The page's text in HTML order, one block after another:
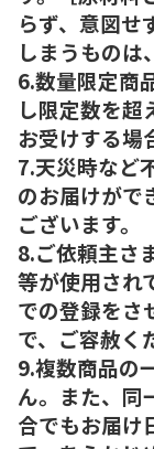
らず、意図せ
しまうものは
6.数量限定商
し限定数を超
お受けする場
7.天災時など
のお届けがで
ございます。
8.ご依頼主さ
等が使用され
での登録をさ
で、ご容赦く
9.複数商品の
ん。また、同
合でもお届け